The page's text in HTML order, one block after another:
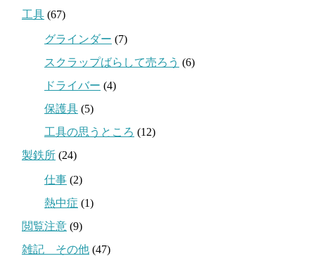
工具 (67)
グラインダー (7)
スクラップばらして売ろう (6)
ドライバー (4)
保護具 (5)
工具の思うところ (12)
製鉄所 (24)
仕事 (2)
熱中症 (1)
閲覧注意 (9)
雑記 その他 (47)